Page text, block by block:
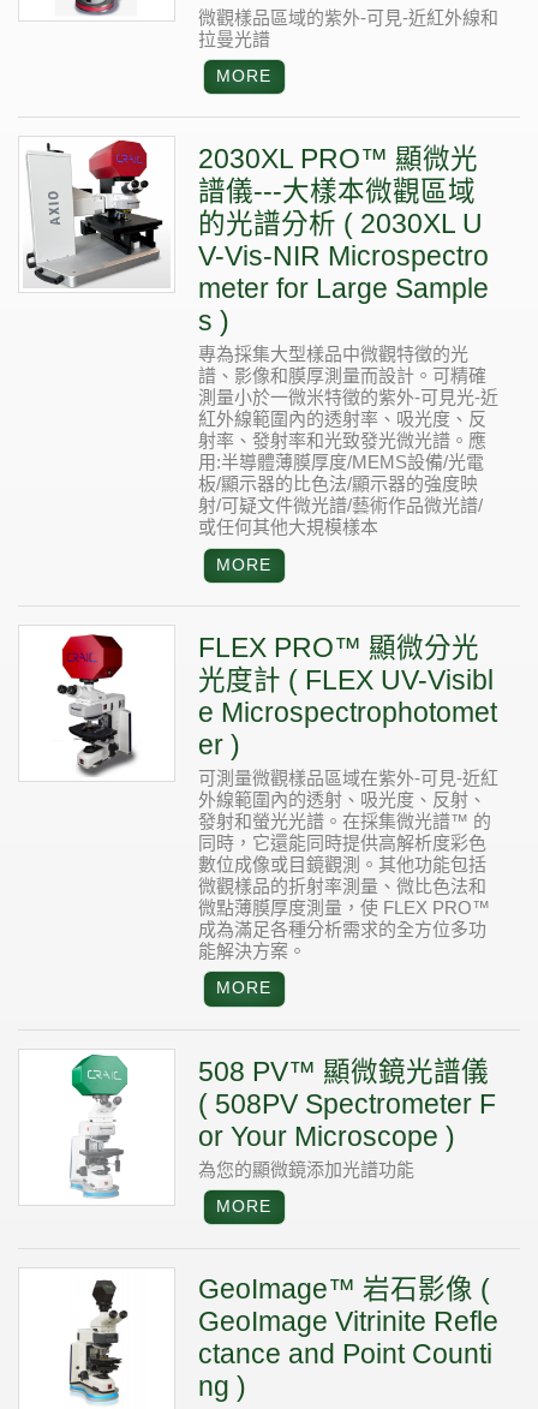
微觀樣品區域的紫外-可見-近紅外線和
拉曼光譜
2030XL PRO™ 顯微光
譜儀---大樣本微觀區域
的光譜分析 ( 2030XL U
V-Vis-NIR Microspectro
meter for Large Sample
s )
專為採集大型樣品中微觀特徵的光
譜、影像和膜厚測量而設計。可精確
測量小於一微米特徵的紫外-可見光-近
紅外線範圍內的透射率、吸光度、反
射率、發射率和光致發光微光譜。應
用:半導體薄膜厚度/MEMS設備/光電
板/顯示器的比色法/顯示器的強度映
射/可疑文件微光譜/藝術作品微光譜/
或任何其他大規模樣本
FLEX PRO™ 顯微分光
光度計 ( FLEX UV-Visibl
e Microspectrophotomet
er )
可測量微觀樣品區域在紫外-可見-近紅
外線範圍內的透射、吸光度、反射、
發射和螢光光譜。在採集微光譜™ 的
同時，它還能同時提供高解析度彩色
數位成像或目鏡觀測。其他功能包括
微觀樣品的折射率測量、微比色法和
微點薄膜厚度測量，使 FLEX PRO™
成為滿足各種分析需求的全方位多功
能解決方案。
508 PV™ 顯微鏡光譜儀
( 508PV Spectrometer F
or Your Microscope )
為您的顯微鏡添加光譜功能
GeoImage™ 岩石影像 (
GeoImage Vitrinite Refle
ctance and Point Counti
ng )